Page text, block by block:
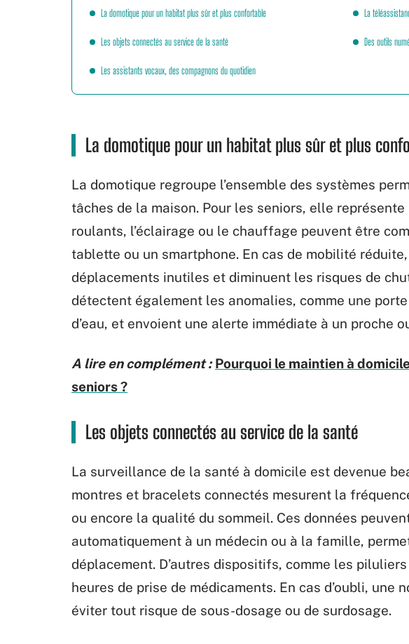
La domotique pour un habitat plus sûr et plus confortable
Les objets connectés au service de la santé
Les assistants vocaux, des compagnons du quotidien
La
Des outils
La domotique pour un habitat plus sûr et plus
La domotique regroupe l’ensemble des systèmes
tâches de la maison. Pour les seniors, elle
roulants, l’éclairage ou le chauffage peuvent être
tablette ou un smartphone. En cas de mobilité
déplacements inutiles et diminuent les risques de
détectent également les anomalies, comme une
d’eau, et envoient une alerte immédiate à un proche
A lire en complément : Pourquoi le maintien à
seniors ?
Les objets connectés au service de la santé
La surveillance de la santé à domicile est devenue
montres et bracelets connectés mesurent la
ou encore la qualité du sommeil. Ces données
automatiquement à un médecin ou à la famille,
déplacement. D’autres dispositifs, comme les
heures de prise de médicaments. En cas d’oubli, une
éviter tout risque de sous-dosage ou de surdosage.